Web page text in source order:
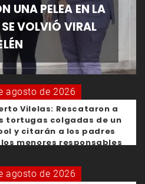
UNA PELEA EN LA
VOLVIÓ VIRAL
agosto de 2026
Vilelas: Rescataron a
tortugas colgadas de un
y citarán a los padres
menores responsables
agosto de 2026